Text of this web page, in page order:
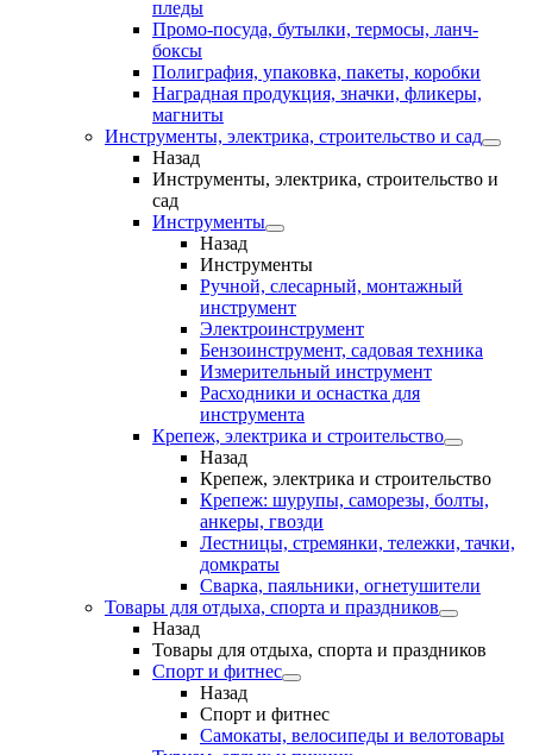
пледы
Промо-посуда, бутылки, термосы, ланч-
боксы
Полиграфия, упаковка, пакеты, коробки
Наградная продукция, значки, фликеры,
магниты
Инструменты, электрика, строительство и сад
Назад
Инструменты, электрика, строительство и
сад
Инструменты
Назад
Инструменты
Ручной, слесарный, монтажный
инструмент
Электроинструмент
Бензоинструмент, садовая техника
Измерительный инструмент
Расходники и оснастка для
инструмента
Крепеж, электрика и строительство
Назад
Крепеж, электрика и строительство
Крепеж: шурупы, саморезы, болты,
анкеры, гвозди
Лестницы, стремянки, тележки, тачки,
домкраты
Сварка, паяльники, огнетушители
Товары для отдыха, спорта и праздников
Назад
Товары для отдыха, спорта и праздников
Спорт и фитнес
Назад
Спорт и фитнес
Самокаты, велосипеды и велотовары